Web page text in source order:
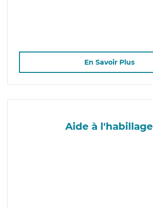
En Savoir Plus
Aide à l'habillage